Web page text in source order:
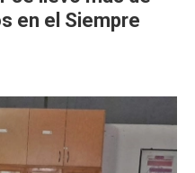
en el Siempre